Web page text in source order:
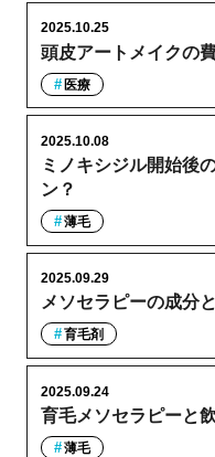
頭皮アートメイクの
2025.10.25
医療
ミノキシジル開始後
ン？
2025.10.08
薄毛
メソセラピーの成分
2025.09.29
育毛剤
育毛メソセラピーと
2025.09.24
薄毛